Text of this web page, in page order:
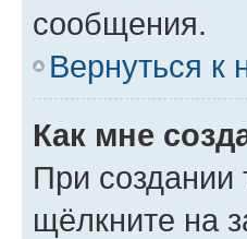
сообщения.
Вернуться к
Как мне
При
щёлкните на